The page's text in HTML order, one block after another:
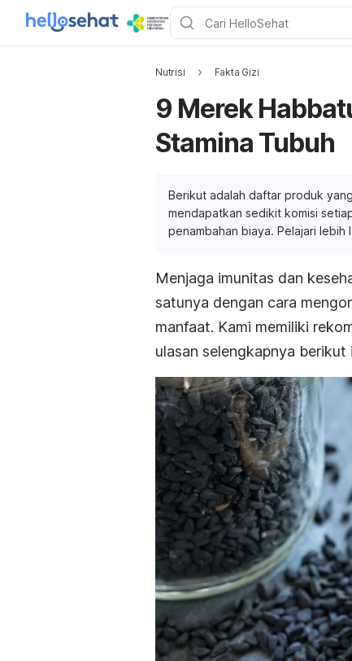
Nutrisi Fakta Gizi
9 Merek
Stamina Tubuh
Berikut adalah daftar produk
mendapatkan sedikit komisi
penambahan biaya. Pelajari
Menjaga imunitas dan
satunya dengan cara
manfaat. Kami memiliki
ulasan selengkapnya berikut